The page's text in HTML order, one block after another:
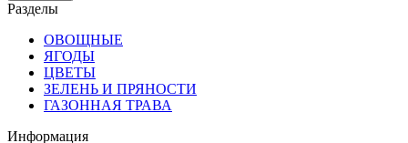
Разделы
ОВОЩНЫЕ
ЯГОДЫ
ЦВЕТЫ
ЗЕЛЕНЬ И ПРЯНОСТИ
ГАЗОННАЯ ТРАВА
Информация